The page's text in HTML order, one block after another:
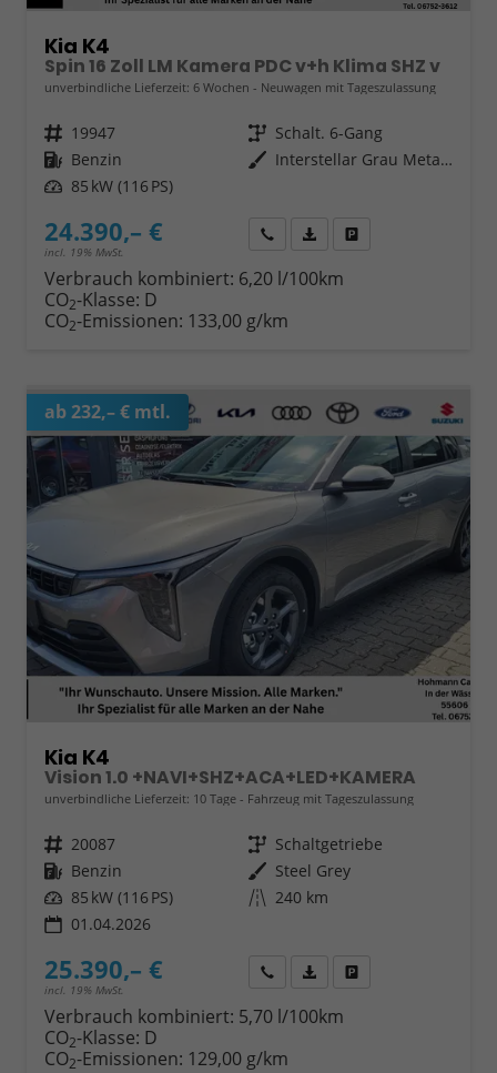
Kia K4
Spin 16 Zoll LM Kamera PDC v+h Klima SHZ v
unverbindliche Lieferzeit: 6 Wochen Neuwagen mit Tageszulassung
Fahrzeugnr. 19947 Getriebe Schalt. 6-Gang
Kraftstoff Benzin Außenfarbe
Interstellar Grau Metallic
Leistung 85 kW (116 PS)
24.390,– €
incl. 19% MwSt.
Wir rufen Sie anFahrzeugexposé (PDF)
Verbrauch kombiniert: 6,20 l/100km
CO2-Klasse: D
CO2-Emissionen: 133,00 g/km
ab 232,– € mtl.
Kia K4
Vision 1.0 +NAVI+SHZ+ACA+LED+KAMERA
unverbindliche Lieferzeit: 10 Tage Fahrzeug mit Tageszulassung
Fahrzeugnr. 20087 Getriebe Schaltgetriebe
Kraftstoff Benzin Außenfarbe Steel Grey
Leistung 85 kW (116 PS) Kilometerstand 240 km
01.04.2026
25.390,– €
incl. 19% MwSt.
Wir rufen Sie anFahrzeugexposé (PDF)
Verbrauch kombiniert: 5,70 l/100km
CO2-Klasse: D
CO2-Emissionen: 129,00 g/km